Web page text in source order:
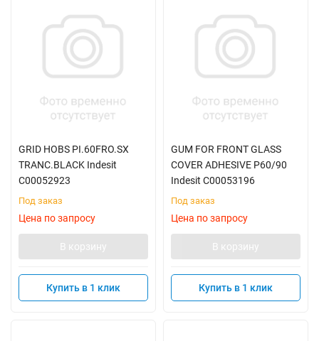
GRID HOBS PI.60FRO.SX
TRANC.BLACK Indesit
C00052923
Под заказ
Цена по запросу
В корзину
Купить в 1 клик
GUM FOR FRONT GLASS
COVER ADHESIVE P60/90
Indesit C00053196
Под заказ
Цена по запросу
В корзину
Купить в 1 клик